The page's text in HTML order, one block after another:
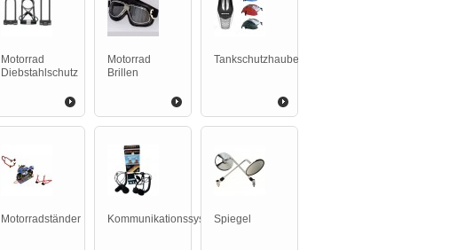
Motorrad
Diebstahlschutz
Motorrad
Brillen
Tankschutzhaube
Motorradständer KommunikationssystemeSpiegel